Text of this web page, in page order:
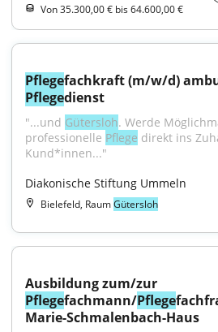
Von 35.300,00 € bis 64.600,00 €
Pflege
Pflegedienst
"...und Gütersloh. Werde
professionelle Pflege direkt ins
Kund*innen..."
Diakonische Stiftung Ummeln
Bielefeld, RaumGütersloh
Pflegefachmann/Pflege
Marie-Schmalenbach-Haus